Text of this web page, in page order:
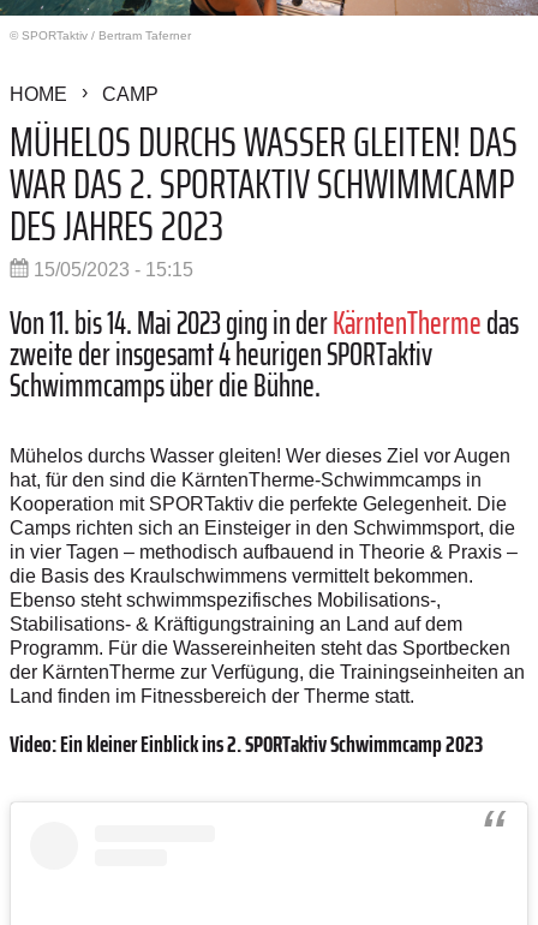
© SPORTaktiv / Bertram Taferner
HOME CAMP
MÜHELOS DURCHS WASSER GLEITEN! DAS
WAR DAS 2. SPORTAKTIV SCHWIMMCAMP
DES JAHRES 2023
15/05/2023 - 15:15
Von 11. bis 14. Mai 2023 ging in derKärntenThermedas
zweite der insgesamt 4 heurigen SPORTaktiv
Schwimmcamps über die Bühne.
Mühelos durchs Wasser gleiten! Wer dieses Ziel vor Augen
hat, für den sind die KärntenTherme-Schwimmcamps in
Kooperation mit SPORTaktiv die perfekte Gelegenheit. Die
Camps richten sich an Einsteiger in den Schwimmsport, die
in vier Tagen – methodisch aufbauend in Theorie & Praxis –
die Basis des Kraulschwimmens vermittelt bekommen.
Ebenso steht schwimmspezifisches Mobilisations-,
Stabilisations- & Kräftigungstraining an Land auf dem
Programm. Für die Wassereinheiten steht das Sportbecken
der KärntenTherme zur Verfügung, die Trainingseinheiten an
Land finden im Fitnessbereich der Therme statt.
Video: Ein kleiner Einblick ins 2. SPORTaktiv Schwimmcamp 2023